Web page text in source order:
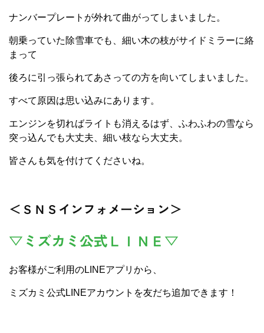
ナンバープレートが外れて曲がってしまいました。
朝乗っていた除雪車でも、細い木の枝がサイドミラーに絡
まって
後ろに引っ張られてあさっての方を向いてしまいました。
すべて原因は思い込みにあります。
エンジンを切ればライトも消えるはず、ふわふわの雪なら
突っ込んでも大丈夫、細い枝なら大丈夫。
皆さんも気を付けてくださいね。
＜ＳＮＳインフォメーション＞
▽ミズカミ公式ＬＩＮＥ▽
お客様がご利用のLINEアプリから、
ミズカミ公式LINEアカウントを友だち追加できます！